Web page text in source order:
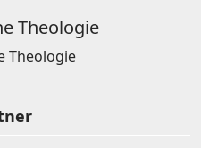
Theologie